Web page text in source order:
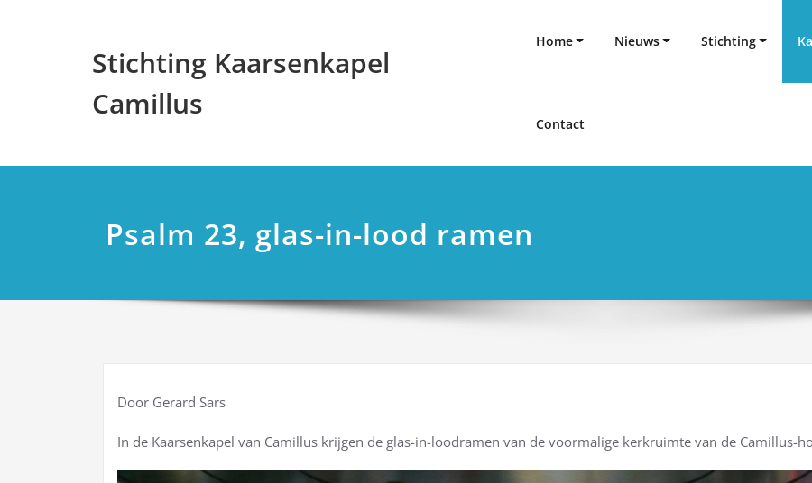
Stichting Kaarsenkapel
Camillus
Home Nieuws Stichting
Contact
Psalm 23, glas-in-lood ramen
Door Gerard Sars
In de Kaarsenkapel van Camillus krijgen de glas-in-loodramen van de voormalige kerkruimte van de Camillus-